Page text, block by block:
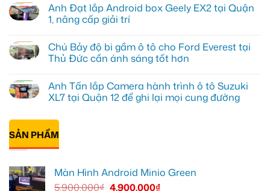
lắp
màn
hình
cho
Honda
CR-
Quận
12
bình
luận
ở
lắp
Màn
hình
Minio
Green
cho
Quận
9
vì
thiếu
ích
Anh Đạt lắp Android box Geely EX2 tại Quận
1, nâng cấp giải trí
bình
luận
ở
lắp
Android
box
Quận
1,
nâng
Chú Bảy độ bi gầm ô tô cho Ford Everest tại
Thủ Đức cần ánh sáng tốt hơn
bình
luận
ở
bi
gầm
ô
Ford
Everest
tại
Anh Tấn lắp Camera hành trình ô tô Suzuki
XL7 tại Quận 12 để ghi lại mọi cung đường
có
luận
ở
Anh
Camera
trình
SẢN PHẨM
Màn Hình Android Minio Green
5.900.000₫ 4.900.000₫